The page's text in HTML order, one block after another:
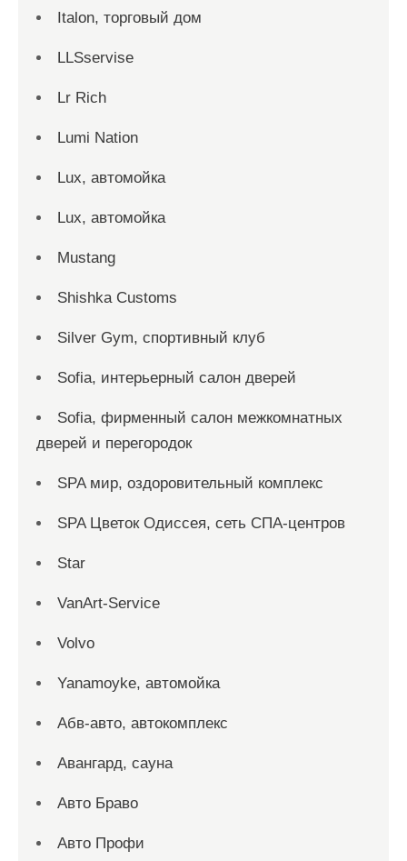
Italon, торговый дом
LLSservise
Lr Rich
Lumi Nation
Lux, автомойка
Lux, автомойка
Mustang
Shishka Customs
Silver Gym, спортивный клуб
Sofia, интерьерный салон дверей
Sofia, фирменный салон межкомнатных
дверей и перегородок
SPA мир, оздоровительный комплекс
SPA Цветок Одиссея, сеть СПА-центров
Star
VanArt-Service
Volvo
Yanamoyke, автомойка
Абв-авто, автокомплекс
Авангард, сауна
Авто Браво
Авто Профи